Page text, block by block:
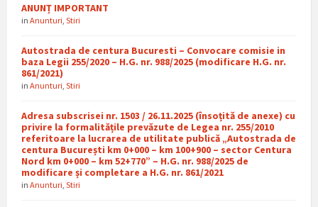
ANUNȚ IMPORTANT
in Anunturi Stiri
Autostrada de centura Bucuresti – Convocare comisie in
baza Legii 255/2020 – H.G. nr. 988/2025 (modificare H.G. nr.
861/2021)
in Anunturi Stiri
Adresa subscrisei nr. 1503 / 26.11.2025 (însoțită de anexe) cu
privire la formalitățile prevăzute de Legea nr. 255/2010
referitoare la lucrarea de utilitate publică „Autostrada de
centura București km 0+000 – km 100+900 – sector Centura
Nord km 0+000 – km 52+770” – H.G. nr. 988/2025 de
modificare și completare a H.G. nr. 861/2021
in Anunturi Stiri